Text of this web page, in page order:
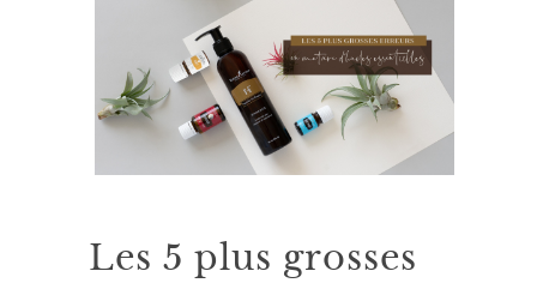
Les 5 plus grosses